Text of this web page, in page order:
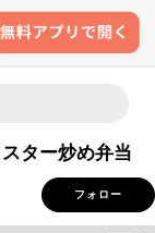
ター炒め弁当
フォロー